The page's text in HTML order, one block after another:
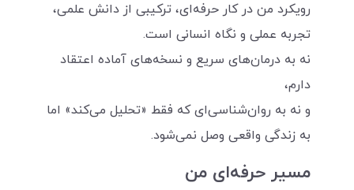
رویکرد من در کار حرفه‌ای، ترکیبی از دانش علمی،
تجربه عملی و نگاه انسانی است.
نه به درمان‌های سریع و نسخه‌های آماده اعتقاد
دارم،
و نه به روان‌شناسی‌ای که فقط «تحلیل می‌کند» اما
به زندگی واقعی وصل نمی‌شود.
مسیر حرفه‌ای من